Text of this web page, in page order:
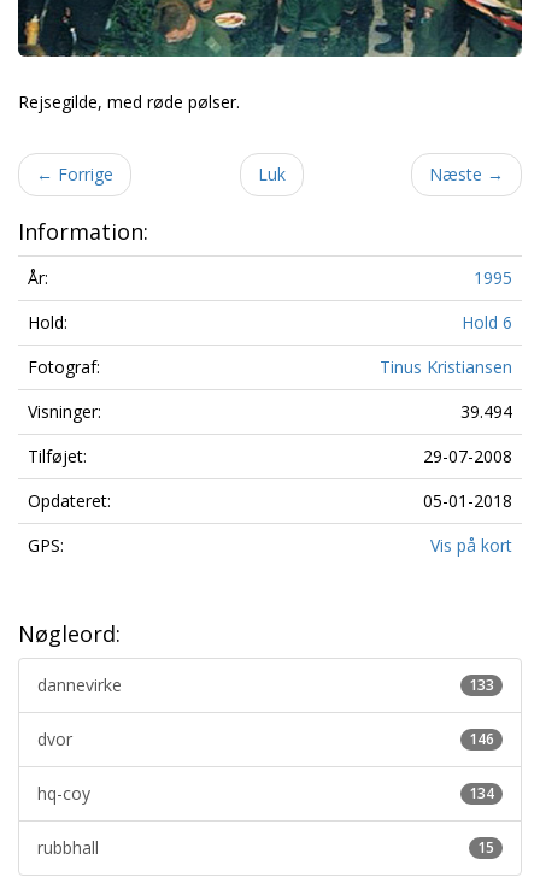
Rejsegilde, med røde pølser.
← Forrige Luk Næste →
Information:
År:
1995
Hold:
Hold 6
Fotograf:
Tinus Kristiansen
Visninger:
39.494
Tilføjet:
29-07-2008
Opdateret:
05-01-2018
GPS:
Vis på kort
Nøgleord:
133
dannevirke
146
dvor
134
hq-coy
15
rubbhall